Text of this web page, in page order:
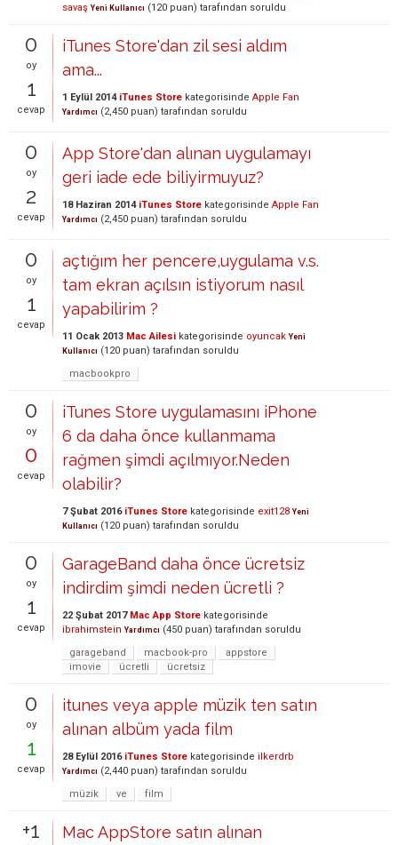
savaş Yeni Kullanıcı (120 puan) tarafından soruldu
0
oy
1
cevap
iTunes Store'dan zil sesi aldım
ama...
1 Eylül 2014 iTunes Store kategorisinde Apple Fan
Yardımcı (2,450 puan) tarafından soruldu
0
oy
2
cevap
App Store'dan alınan uygulamayı
geri iade ede biliyirmuyuz?
18 Haziran 2014 iTunes Store kategorisinde Apple Fan
Yardımcı (2,450 puan) tarafından soruldu
0
oy
1
cevap
açtığım her pencere,uygulama v.s.
tam ekran açılsın istiyorum nasıl
yapabilirim ?
11 Ocak 2013 Mac Ailesi kategorisinde oyuncak Yeni
Kullanıcı (120 puan) tarafından soruldu
macbookpro
0
oy
0
cevap
iTunes Store uygulamasını iPhone
6 da daha önce kullanmama
rağmen şimdi açılmıyor.Neden
olabilir?
7 Şubat 2016 iTunes Store kategorisinde exit128 Yeni
Kullanıcı (120 puan) tarafından soruldu
0
oy
1
cevap
GarageBand daha önce ücretsiz
indirdim şimdi neden ücretli ?
22 Şubat 2017 Mac App Store kategorisinde
ibrahimstein Yardımcı (450 puan) tarafından soruldu
garageband
macbook-pro
appstore
imovie
ücretli ücretsiz
0
oy
1
cevap
itunes veya apple müzik ten satın
alınan albüm yada film
28 Eylül 2016 iTunes Store kategorisinde ilkerdrb
Yardımcı (2,440 puan) tarafından soruldu
müzik
ve film
+1
Mac AppStore satın alınan